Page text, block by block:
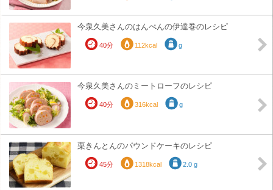
今泉久美さんのはんぺんの伊達巻のレシピ
40分 112kcal g
今泉久美さんのミートローフのレシピ
40分 316kcal g
栗きんとんのパウンドケーキのレシピ
45分 1318kcal 2.0 g